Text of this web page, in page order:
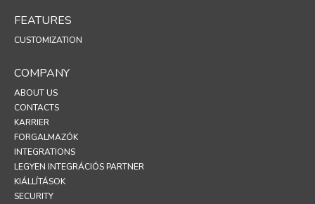
FEATURES
CUSTOMIZATION
COMPANY
ABOUT US
CONTACTS
KARRIER
FORGALMAZÓK
INTEGRATIONS
LEGYEN INTEGRÁCIÓS PARTNER
KIÁLLÍTÁSOK
SECURITY